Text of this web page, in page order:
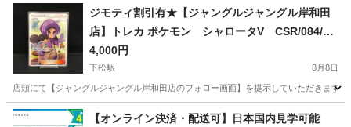
兵庫 南あわじ市 その他
ジモティ割引有★【ジャングルジャングル岸和田
店】トレカ ポケモン シャロータV CSR/084/06
8/S11a 南大阪 岸和田市 貝塚市 泉佐野市 和泉市
忠岡町 熊取町
4,000円
下松駅 8月8日
店頭にて【ジャングルジャングル岸和田店のフォロー画面】を提示していただきま
大阪 岸和田市 下松駅 その他 ジャングル
【オンライン決済・配送可】日本国内見学可能